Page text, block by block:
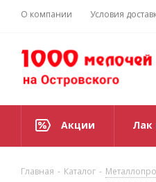
О компании Условия
Акции Лак
Главная - Каталог -